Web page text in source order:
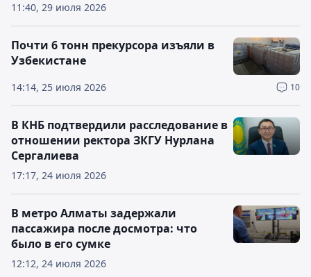
11:40, 29 июля 2026
14:14, 25 июля 2026 10
Почти 6 тонн прекурсора изъяли в
Узбекистане
17:17, 24 июля 2026
В КНБ подтвердили расследование в
отношении ректора ЗКГУ Нурлана
Сергалиева
12:12, 24 июля 2026
В метро Алматы задержали
пассажира после досмотра: что
было в его сумке